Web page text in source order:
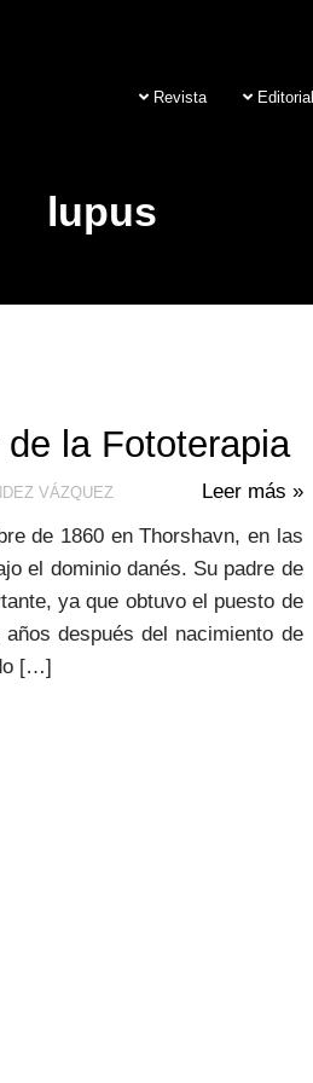
Revista Editorial
lupus
la Fototerapia
Leer más »
VÁZQUEZ
de 1860 en Thorshavn, en las
el dominio danés. Su padre de
ya que obtuvo el puesto de
después del nacimiento de
[…]